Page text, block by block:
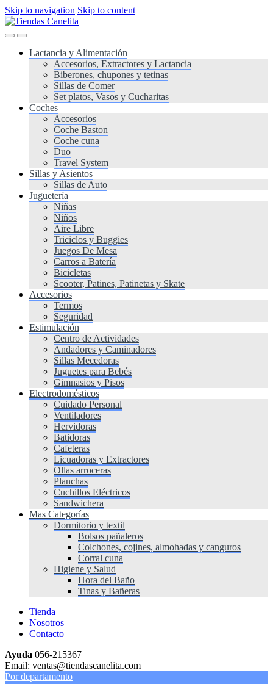
Skip to navigation Skip to content
Lactancia y Alimentación
Accesorios, Extractores y Lactancia
Biberones, chupones y tetinas
Sillas de Comer
Set platos, Vasos y Cucharitas
Coches
Accesorios
Coche Baston
Coche cuna
Duo
Travel System
Sillas y Asientos
Sillas de Auto
Juguetería
Niñas
Niños
Aire Libre
Triciclos y Buggies
Juegos De Mesa
Carros a Batería
Bicicletas
Scooter, Patines, Patinetas y Skate
Accesorios
Termos
Seguridad
Estimulación
Centro de Actividades
Andadores y Caminadores
Sillas Mecedoras
Juguetes para Bebés
Gimnasios y Pisos
Electrodomésticos
Cuidado Personal
Ventiladores
Hervidoras
Batidoras
Cafeteras
Licuadoras y Extractores
Ollas arroceras
Planchas
Cuchillos Eléctricos
Sandwichera
Mas Categorías
Dormitorio y textil
Bolsos pañaleros
Colchones, cojines, almohadas y canguros
Corral cuna
Higiene y Salud
Hora del Baño
Tinas y Bañeras
Tienda
Nosotros
Contacto
Ayuda 056-215367
Email: ventas@tiendascanelita.com
Por departamento